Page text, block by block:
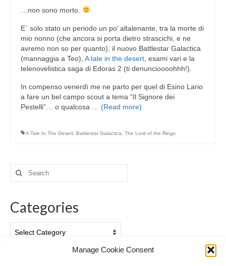
Manage Cookie Consent
…non sono morto.
E` solo stato un periodo un po’ altalenante, tra la morte di
mio nonno (che ancora si porta dietro strascichi, e ne
avremo non so per quanto), il nuovo Battlestar Galactica
(mannaggia a Teo), A tale in the desert , esami vari e la
telenovelistica saga di Edoras 2 (ti denuncioooohhh!).
In compenso venerdì me ne parto per quel di Esino Lario
a fare un bel campo scout a tema “Il Signore dei
Pestelli”… o qualcosa … (Read more)
A Tale In The Desert Battlestar Galactica The Lord of the Rings
Search
for:
Categories